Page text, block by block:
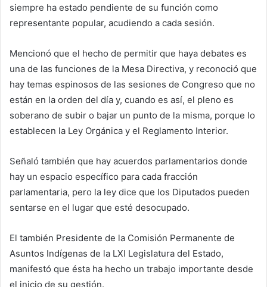
siempre ha estado pendiente de su función como
representante popular, acudiendo a cada sesión.
Mencionó que el hecho de permitir que haya debates es
una de las funciones de la Mesa Directiva, y reconoció que
hay temas espinosos de las sesiones de Congreso que no
están en la orden del día y, cuando es así, el pleno es
soberano de subir o bajar un punto de la misma, porque lo
establecen la Ley Orgánica y el Reglamento Interior.
Señaló también que hay acuerdos parlamentarios donde
hay un espacio específico para cada fracción
parlamentaria, pero la ley dice que los Diputados pueden
sentarse en el lugar que esté desocupado.
El también Presidente de la Comisión Permanente de
Asuntos Indígenas de la LXI Legislatura del Estado,
manifestó que ésta ha hecho un trabajo importante desde
el inicio de su gestión.